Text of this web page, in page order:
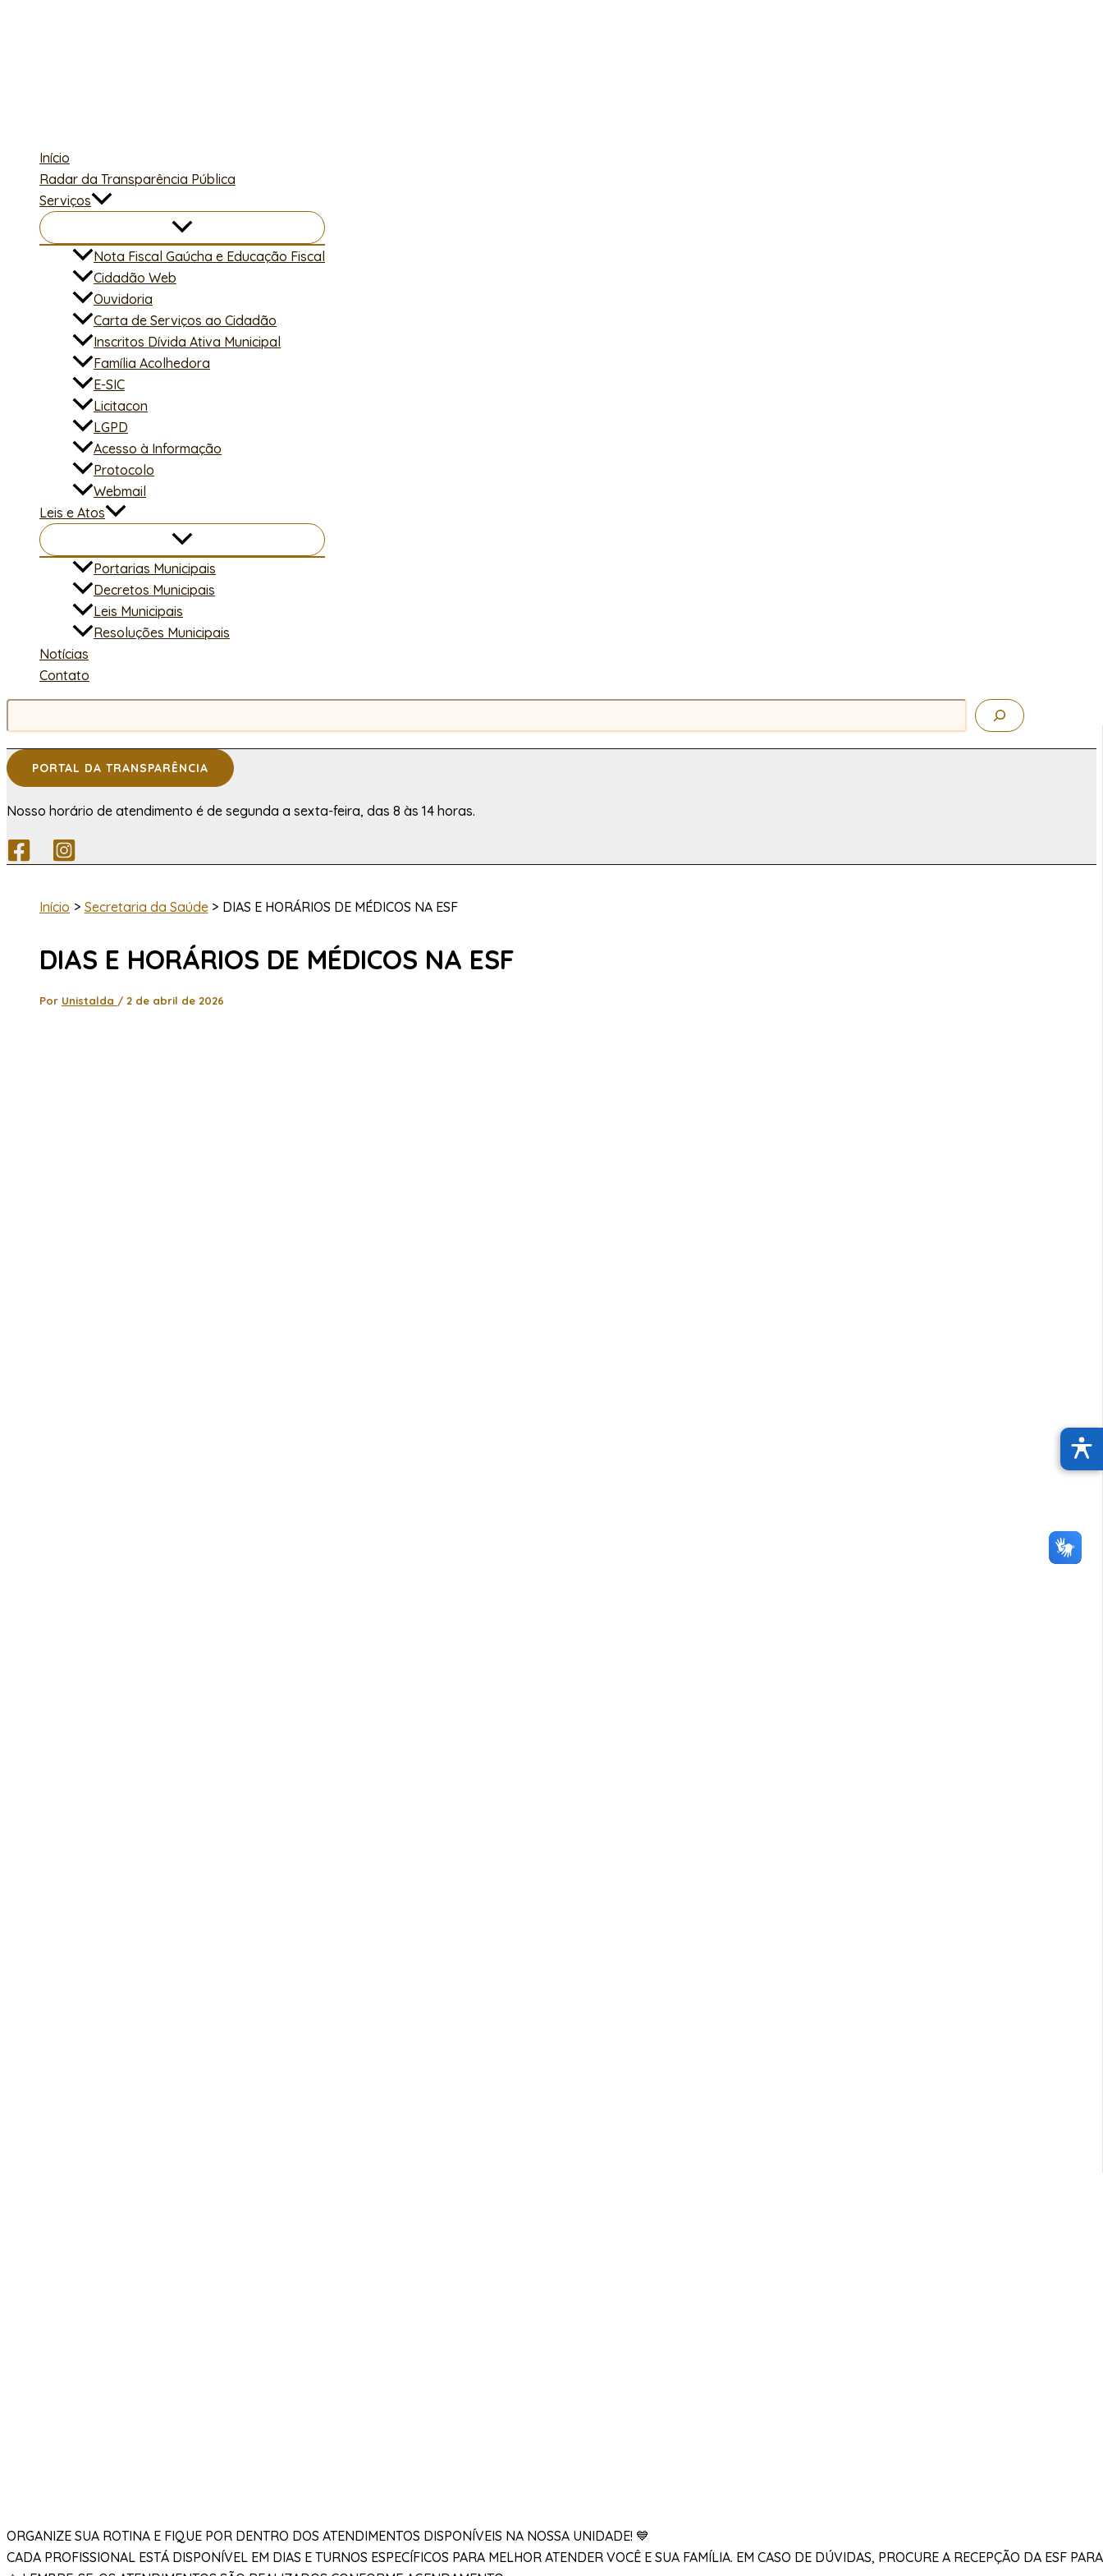
Início
Radar da Transparência Pública
Serviços
Nota Fiscal Gaúcha e Educação Fiscal
Cidadão Web
Ouvidoria
Carta de Serviços ao Cidadão
Inscritos Dívida Ativa Municipal
Família Acolhedora
E-SIC
Licitacon
LGPD
Acesso à Informação
Protocolo
Webmail
Leis e Atos
Portarias Municipais
Decretos Municipais
Leis Municipais
Resoluções Municipais
Notícias
Contato
Pesquisar
PORTAL DA TRANSPARÊNCIA
Nosso horário de atendimento é de segunda a sexta-feira, das 8 às 14 horas.
Início Secretaria da Saúde DIAS E HORÁRIOS DE MÉDICOS NA ESF
DIAS E HORÁRIOS DE MÉDICOS NA ESF
Por Unistalda / 2 de abril de 2026
ORGANIZE SUA ROTINA E FIQUE POR DENTRO DOS ATENDIMENTOS DISPONÍVEIS NA NOSSA UNIDADE! 💙
CADA PROFISSIONAL ESTÁ DISPONÍVEL EM DIAS E TURNOS ESPECÍFICOS PARA MELHOR ATENDER VOCÊ E SUA FAMÍLIA. EM CASO DE DÚVIDAS, PROCURE A RECEPÇÃO DA ESF